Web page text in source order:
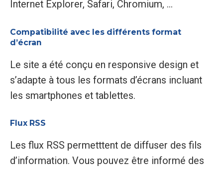
Internet Explorer, Safari, Chromium, ...
Compatibilité avec les différents format
d’écran
Le site a été conçu en responsive design et
s’adapte à tous les formats d’écrans incluant
les smartphones et tablettes.
Flux RSS
Les flux RSS permetttent de diffuser des fils
d’information. Vous pouvez être informé des